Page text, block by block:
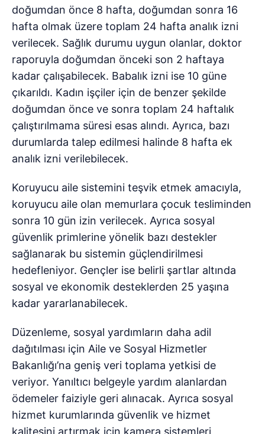
doğumdan önce 8 hafta, doğumdan sonra 16
hafta olmak üzere toplam 24 hafta analık izni
verilecek. Sağlık durumu uygun olanlar, doktor
raporuyla doğumdan önceki son 2 haftaya
kadar çalışabilecek. Babalık izni ise 10 güne
çıkarıldı. Kadın işçiler için de benzer şekilde
doğumdan önce ve sonra toplam 24 haftalık
çalıştırılmama süresi esas alındı. Ayrıca, bazı
durumlarda talep edilmesi halinde 8 hafta ek
analık izni verilebilecek.
Koruyucu aile sistemini teşvik etmek amacıyla,
koruyucu aile olan memurlara çocuk tesliminden
sonra 10 gün izin verilecek. Ayrıca sosyal
güvenlik primlerine yönelik bazı destekler
sağlanarak bu sistemin güçlendirilmesi
hedefleniyor. Gençler ise belirli şartlar altında
sosyal ve ekonomik desteklerden 25 yaşına
kadar yararlanabilecek.
Düzenleme, sosyal yardımların daha adil
dağıtılması için Aile ve Sosyal Hizmetler
Bakanlığı’na geniş veri toplama yetkisi de
veriyor. Yanıltıcı belgeyle yardım alanlardan
ödemeler faiziyle geri alınacak. Ayrıca sosyal
hizmet kurumlarında güvenlik ve hizmet
kalitesini artırmak için kamera sistemleri